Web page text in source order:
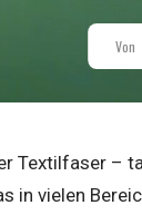
Von
Textilfaser –
in vielen